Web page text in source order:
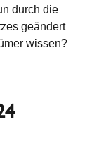
durch die
geändert
wissen?